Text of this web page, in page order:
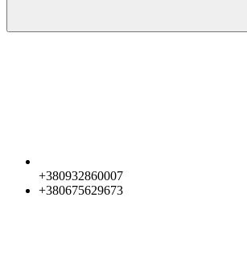
+380932860007
+380675629673